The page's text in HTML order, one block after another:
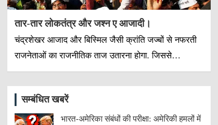
तार-तार लोकतंत्र और जश्न ए आजादी।
चंद्रशेखर आजाद और बिस्मिल जैसी क्रांति जज्बों से नफरती
राजनेताओं का राजनीतिक ताज उतारना होगा. जिससे…
सम्बंधित खबरें
भारत-अमेरिका संबंधों की परीक्षा: अमेरिकी हमलों में